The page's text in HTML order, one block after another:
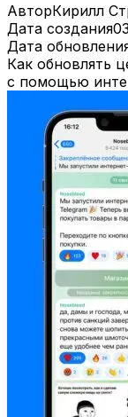
АвторКирилл
Дата создания
Дата
Как обновлять
с помощью